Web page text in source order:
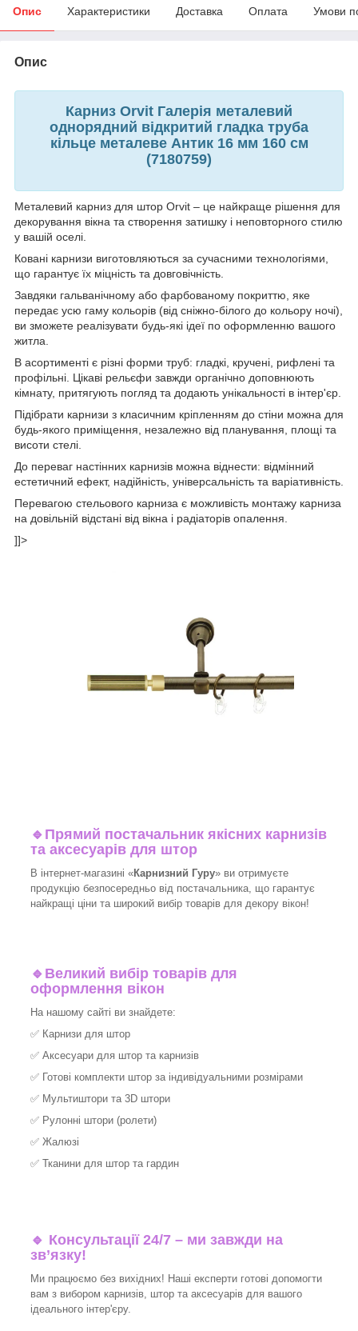
Опис Характеристики Доставка Оплата Умови
Опис
Карниз Orvit Галерія металевий
однорядний відкритий гладка труба
кільце металеве Антик 16 мм 160 см
(7180759)
Металевий карниз для штор Orvit – це найкраще рішення для
декорування вікна та створення затишку і неповторного стилю
у вашій оселі.
Ковані карнизи виготовляються за сучасними технологіями,
що гарантує їх міцність та довговічність.
Завдяки гальванічному або фарбованому покриттю, яке
передає усю гаму кольорів (від сніжно-білого до кольору ночі),
ви зможете реалізувати будь-які ідеї по оформленню вашого
житла.
В асортименті є різні форми труб: гладкі, кручені, рифлені та
профільні. Цікаві рельєфи завжди органічно доповнюють
кімнату, притягують погляд та додають унікальності в інтер'єр.
Підібрати карнизи з класичним кріпленням до стіни можна для
будь-якого приміщення, незалежно від планування, площі та
висоти стелі.
До переваг настінних карнизів можна віднести: відмінний
естетичний ефект, надійність, універсальність та варіативність.
Перевагою стельового карниза є можливість монтажу карниза
на довільній відстані від вікна і радіаторів опалення.
]]>
🔹 Прямий постачальник якісних карнизів
та аксесуарів для штор
В інтернет-магазині «Карнизний Гуру» ви отримуєте
продукцію безпосередньо від постачальника, що гарантує
найкращі ціни та широкий вибір товарів для декору вікон!​
🔹 Великий вибір товарів для
оформлення вікон
На нашому сайті ви знайдете:
✅ Карнизи для штор
✅ Аксесуари для штор та карнизів
✅ Готові комплекти штор за індивідуальними розмірами
✅ Мультиштори та 3D штори
✅ Рулонні штори (ролети)
✅ Жалюзі
✅ Тканини для штор та гардин
🔹 Консультації 24/7 – ми завжди на
зв’язку!
Ми працюємо без вихідних! Наші експерти готові допомогти
вам з вибором карнизів, штор та аксесуарів для вашого
ідеального інтер'єру.​